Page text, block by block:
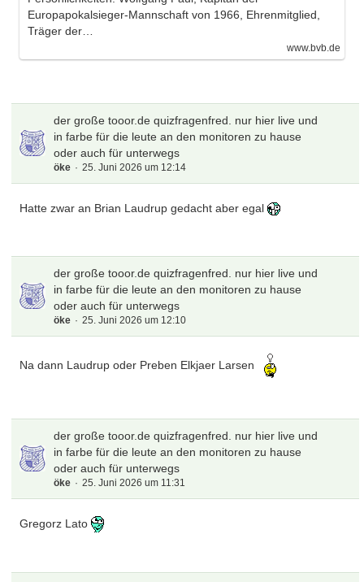
Europapokalsieger-Mannschaft von 1966, Ehrenmitglied,
Träger der…
www.bvb.de
der große tooor.de quizfragenfred. nur hier live und
in farbe für die leute an den monitoren zu hause
oder auch für unterwegs
öke 25. Juni 2026 um 12:14
Hatte zwar an Brian Laudrup gedacht aber egal
der große tooor.de quizfragenfred. nur hier live und
in farbe für die leute an den monitoren zu hause
oder auch für unterwegs
öke 25. Juni 2026 um 12:10
Na dann Laudrup oder Preben Elkjaer Larsen
der große tooor.de quizfragenfred. nur hier live und
in farbe für die leute an den monitoren zu hause
oder auch für unterwegs
öke 25. Juni 2026 um 11:31
Gregorz Lato